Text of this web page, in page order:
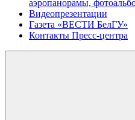
аэропанорамы,
Видеопрезентации
Газета «ВЕСТИ БелГУ»
Контакты Пресс-центра